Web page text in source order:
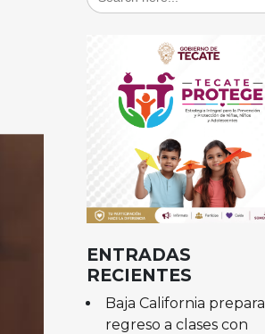
ENTRADAS
RECIENTES
Baja California prepara
regreso a clases con